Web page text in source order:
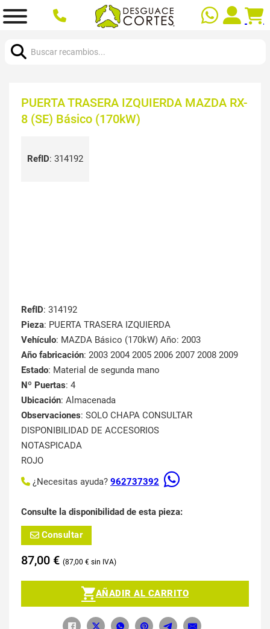
PUERTA TRASERA IZQUIERDA MAZDA RX-
8 (SE) Básico (170kW)
RefID: 314192
RefID: 314192
Pieza: PUERTA TRASERA IZQUIERDA
Vehículo: MAZDA Básico (170kW) Año: 2003
Año fabricación: 2003 2004 2005 2006 2007 2008 2009
Estado: Material de segunda mano
Nº Puertas: 4
Ubicación: Almacenada
Observaciones: SOLO CHAPA CONSULTAR
DISPONIBILIDAD DE ACCESORIOS
NOTASPICADA
ROJO
¿Necesitas ayuda? 962737392
Consulte la disponibilidad de esta pieza:
Consultar
87,00 € 87,00 €
AÑADIR AL CARRITO